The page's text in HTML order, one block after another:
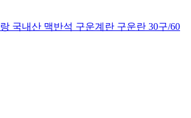
국내산 맥반석 구운계란 구운란 30구/60